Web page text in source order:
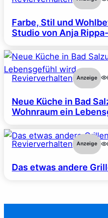
Farbe, Stil und
Studio von Anja
Revierverhalten Anzeige
Neue Küche in Bad
Wohnraum ein
Revierverhalten Anzeige
Das etwas andere